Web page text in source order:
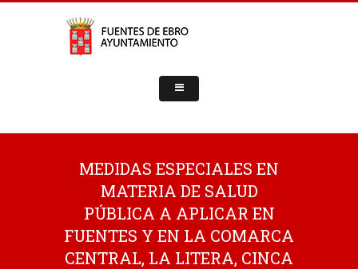
MEDIDAS ESPECIALES EN
MATERIA DE SALUD
PÚBLICA A APLICAR EN
FUENTES Y EN LA COMARCA
CENTRAL, LA LITERA, CINCA